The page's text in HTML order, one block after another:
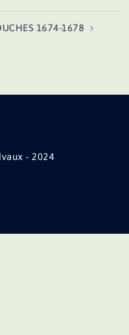
1674-1678
- 2024